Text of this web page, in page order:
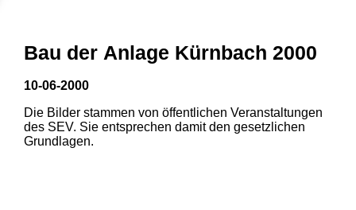
5
6
Bau der Anlage Kürnbach 2000
10-06-2000
Die Bilder stammen von öffentlichen Veranstaltungen
des SEV. Sie entsprechen damit den gesetzlichen
Grundlagen.